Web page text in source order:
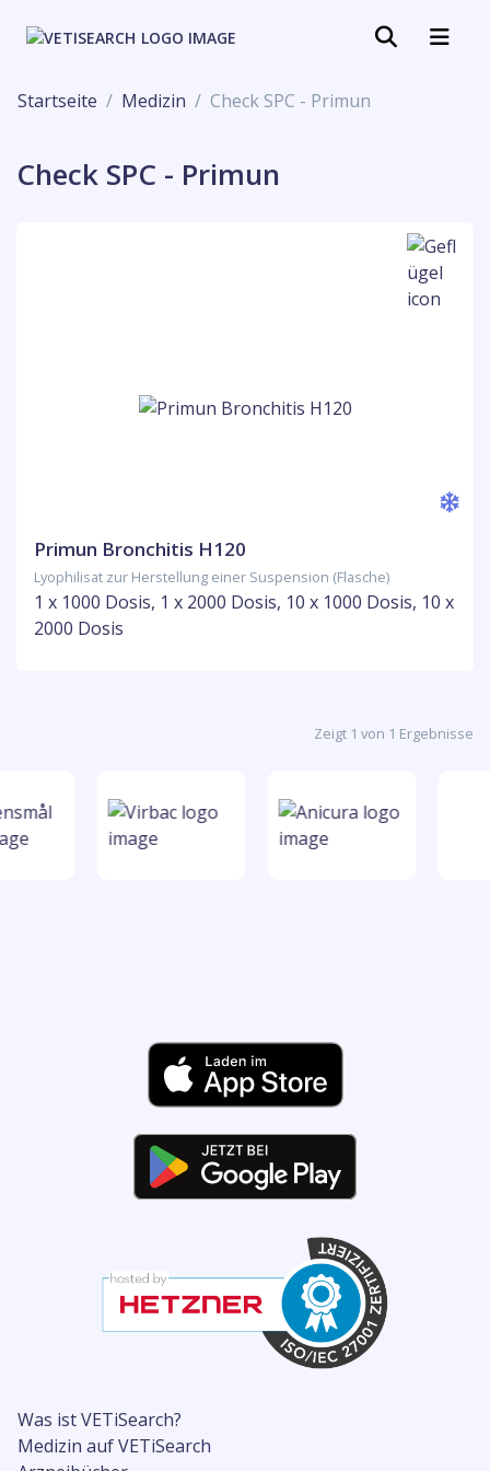
Startseite Medizin Check SPC - Primun
Check SPC - Primun
Primun Bronchitis H120
Lyophilisat zur Herstellung einer Suspension (Flasche)
1 x 1000 Dosis, 1 x 2000 Dosis, 10 x 1000 Dosis, 10 x
2000 Dosis
Zeigt 1 von 1 Ergebnisse
Was ist VETiSearch?
Medizin auf VETiSearch